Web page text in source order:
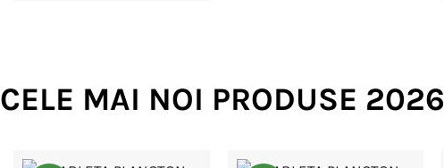
CELE MAI NOI PRODUSE 2026